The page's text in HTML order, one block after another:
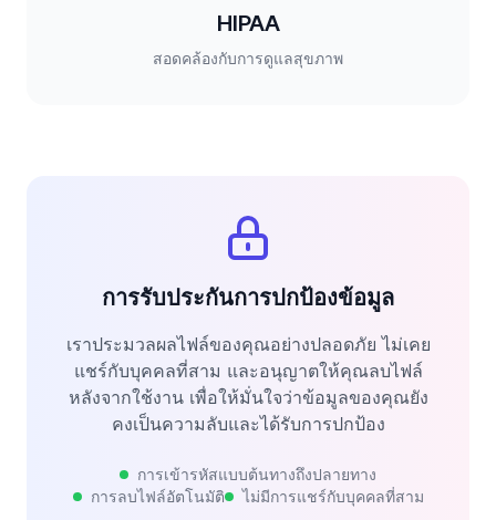
HIPAA
สอดคล้องกับการดูแลสุขภาพ
การรับประกันการปกป้องข้อมูล
เราประมวลผลไฟล์ของคุณอย่างปลอดภัย ไม่เคย
แชร์กับบุคคลที่สาม และอนุญาตให้คุณลบไฟล์
หลังจากใช้งาน เพื่อให้มั่นใจว่าข้อมูลของคุณยัง
คงเป็นความลับและได้รับการปกป้อง
การเข้ารหัสแบบต้นทางถึงปลายทาง
การลบไฟล์อัตโนมัติ
ไม่มีการแชร์กับบุคคลที่สาม